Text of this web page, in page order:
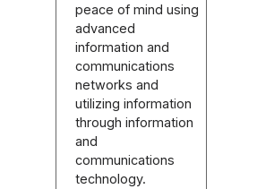
peace of mind using
advanced
information and
communications
networks and
utilizing information
through information
and
communications
technology.